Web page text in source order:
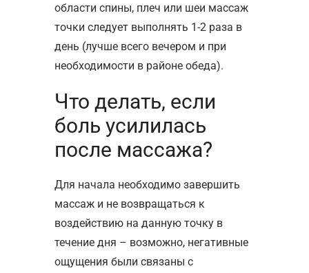
области спины, плеч или шеи массаж
точки следует выполнять 1-2 раза в
день (лучше всего вечером и при
необходимости в районе обеда).
Что делать, если
боль усилилась
после массажа?
Для начала необходимо завершить
массаж и не возвращаться к
воздействию на данную точку в
течение дня – возможно, негативные
ощущения были связаны с